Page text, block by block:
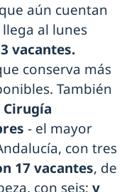
aún cuentan
llega al lunes
vacantes.
conserva más
También
Cirugía
- el mayor
con tres
17 vacantes, de
con seis; y